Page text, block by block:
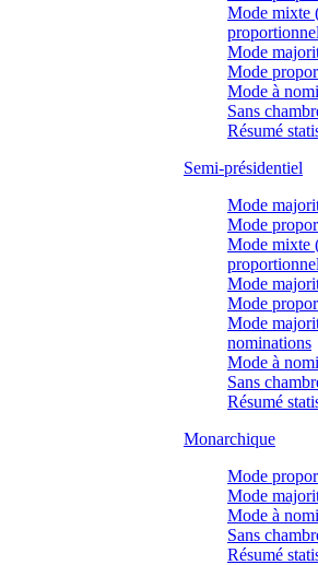
Mode mixte
Mode
Mode
Mode à
Sans
Résumé
Semi-présidentiel
Mode
Mode
Mode mixte
Mode
Mode
Mode
nominations
Mode à
Sans
Résumé
Monarchique
Mode
Mode
Mode à
Sans
Résumé